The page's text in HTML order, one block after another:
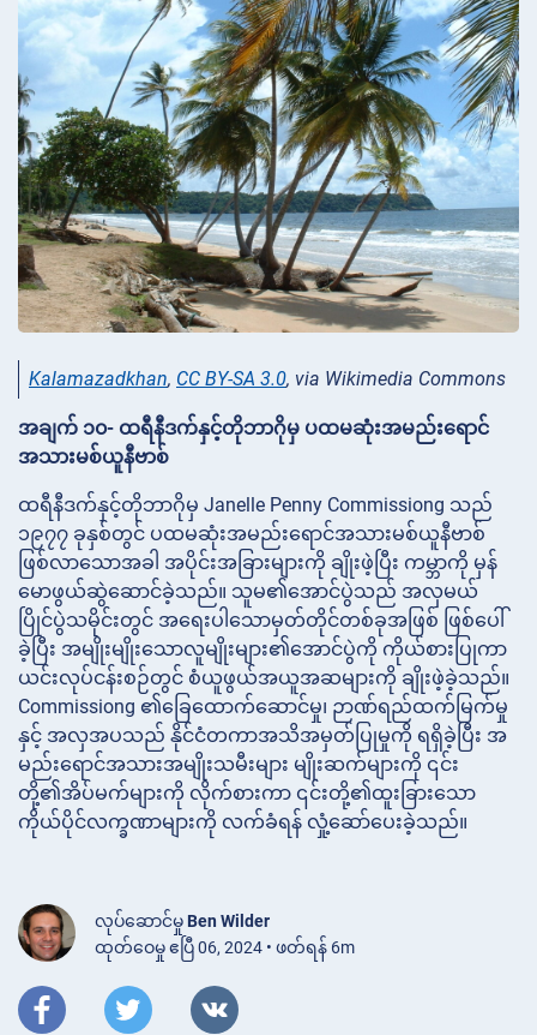
Kalamazadkhan, CC BY-SA 3.0, via Wikimedia Commons
အချက် ၁၀- ထရီနီဒက်နှင့်တိုဘာဂိုမှ ပထမဆုံးအမည်းရောင်
အသားမစ်ယူနီဗာစ်
ထရီနီဒက်နှင့်တိုဘာဂိုမှ Janelle Penny Commissiong သည်
၁၉၇၇ ခုနှစ်တွင် ပထမဆုံးအမည်းရောင်အသားမစ်ယူနီဗာစ်
ဖြစ်လာသောအခါ အပိုင်းအခြားများကို ချိုးဖဲ့ပြီး ကမ္ဘာကို မှန်
မောဖွယ်ဆွဲဆောင်ခဲ့သည်။ သူမ၏အောင်ပွဲသည် အလှမယ်
ပြိုင်ပွဲသမိုင်းတွင် အရေးပါသောမှတ်တိုင်တစ်ခုအဖြစ် ဖြစ်ပေါ်
ခဲ့ပြီး အမျိုးမျိုးသောလူမျိုးများ၏အောင်ပွဲကို ကိုယ်စားပြုကာ
ယင်းလုပ်ငန်းစဉ်တွင် စံယူဖွယ်အယူအဆများကို ချိုးဖဲ့ခဲ့သည်။
Commissiong ၏ခြေထောက်ဆောင်မှု၊ ဉာဏ်ရည်ထက်မြက်မှု
နှင့် အလှအပသည် နိုင်ငံတကာအသိအမှတ်ပြုမှုကို ရရှိခဲ့ပြီး အ
မည်းရောင်အသားအမျိုးသမီးများ မျိုးဆက်များကို ၎င်း
တို့၏အိပ်မက်များကို လိုက်စားကာ ၎င်းတို့၏ထူးခြားသော
ကိုယ်ပိုင်လက္ခဏာများကို လက်ခံရန် လှုံ့ဆော်ပေးခဲ့သည်။
လုပ်ဆောင်မှု Ben Wilder
ထုတ်ဝေမှု ဧပြီ 06, 2024 • ဖတ်ရန် 6m